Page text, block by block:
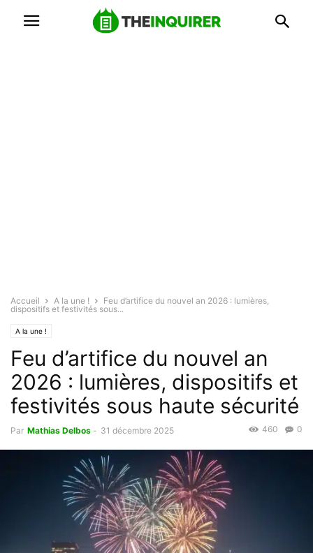
Accueil A la une !
Feu d’artifice du nouvel an 2026 : lumières,
dispositifs et festivités sous...
A la une !
Feu d’artifice du nouvel an
2026 : lumières, dispositifs et
festivités sous haute sécurité
Par Mathias Delbos - 31 décembre 2025 0
460